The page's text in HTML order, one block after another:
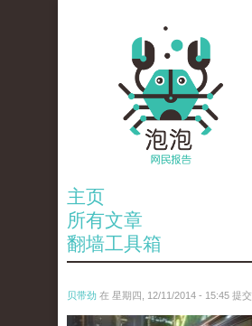
主页
所有文章
翻墙工具箱
贝带劲 在 星期四, 12/11/2014 - 15:45 提交